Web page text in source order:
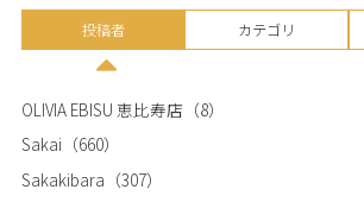
投稿者 カテゴリ
OLIVIA EBISU 恵比寿店 （8）
Sakai （660）
Sakakibara （307）